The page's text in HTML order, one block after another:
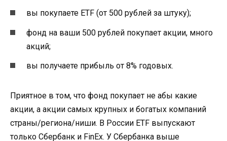
вы покупаете ETF (от 500 рублей за штуку);
фонд на ваши 500 рублей покупает акции, много
акций;
вы получаете прибыль от 8% годовых.
Приятное в том, что фонд покупает не абы какие
акции, а акции самых крупных и богатых компаний
страны/региона/ниши. В России ETF выпускают
только Сбербанк и FinEx. У Сбербанка выше